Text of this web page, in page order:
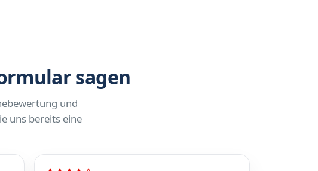
sagen
und
uns bereits eine